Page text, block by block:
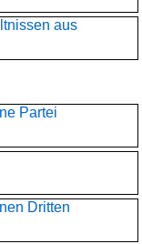
aus
Partei
Dritten